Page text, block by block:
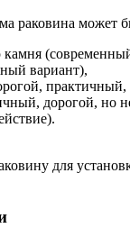
раковина может
камня
вариант),
дорогой, но